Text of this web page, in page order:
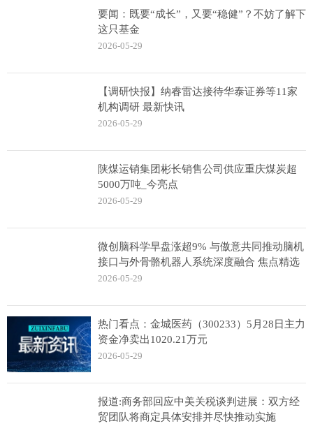
要闻：既要“成长”，又要“稳健”？不妨了解下
这只基金
2026-05-29
【调研快报】纳睿雷达接待华泰证券等11家
机构调研 最新快讯
2026-05-29
陕煤运销集团彬长销售公司供应重庆煤炭超
5000万吨_今亮点
2026-05-29
微创脑科学早盘涨超9% 与傲意共同推动脑机
接口与外骨骼机器人系统深度融合 焦点精选
2026-05-29
热门看点：金城医药（300233）5月28日主力
资金净卖出1020.21万元
2026-05-29
报道:商务部回应中美关税谈判进展：双方经
贸团队将商定具体安排并尽快推动实施